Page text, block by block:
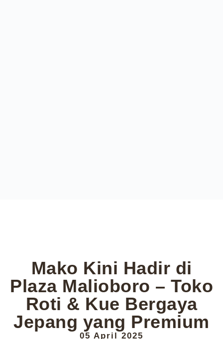
Mako Kini Hadir di
Plaza Malioboro – Toko
Roti & Kue Bergaya
Jepang yang Premium
05 April 2025